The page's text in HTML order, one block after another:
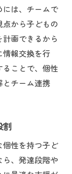
は、チームで
から子どもの
画できるから
情報交換を行
ことで、個性
とチーム連携
割
性を持つ子ど
、発達段階や